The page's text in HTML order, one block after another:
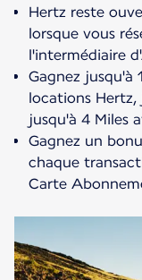
Hertz reste
lorsque vous
l'intermédiaire
Gagnez jusqu'à
locations Hertz,
jusqu'à 4 Miles
Gagnez un
chaque
Carte